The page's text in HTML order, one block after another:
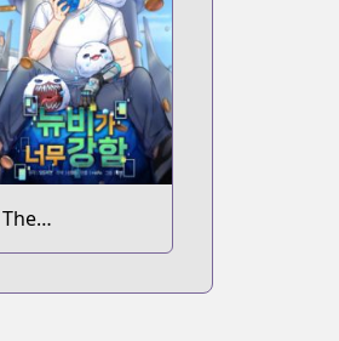
The
Overpowered